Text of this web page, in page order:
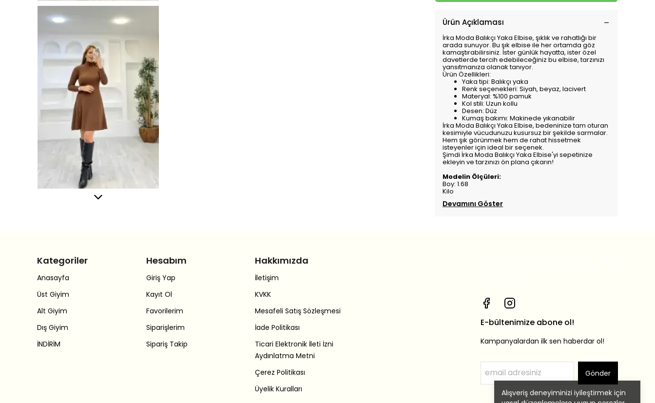
Alışveriş deneyiminizi iyileştirmek için
Ürün Açıklaması
İrka Moda Balıkçı Yaka Elbise, şıklık ve rahatlığı bir
arada sunuyor. Bu şık elbise ile her ortamda göz
kamaştırabilirsiniz. İster günlük hayatta, ister özel
davetlerde tercih edebileceğiniz bu elbise, tarzınızı
yansıtmanıza olanak tanıyor.
Ürün Özellikleri:
Yaka tipi: Balıkçı yaka
Renk seçenekleri: Siyah, beyaz, lacivert
Materyal: %100 pamuk
Kol stili: Uzun kollu
Desen: Düz
Kumaş bakımı: Makinede yıkanabilir
İrka Moda Balıkçı Yaka Elbise, bedeninize tam oturan
kesimiyle vücudunuzu kusursuz bir şekilde sarmalar.
Hem şık görünmek hem de rahat hissetmek
isteyenler için ideal bir seçenek.
Şimdi İrka Moda Balıkçı Yaka Elbise'yi sepetinize
ekleyin ve tarzınızı ön plana çıkarın!
Modelin Ölçüleri:
Boy: 1.68
Kilo
Devamını Göster
Kategoriler
Anasayfa
Üst Giyim
Alt Giyim
Dış Giyim
İNDİRİM
Hesabım
Giriş Yap
Kayıt Ol
Favorilerim
Siparişlerim
Sipariş Takip
Hakkımızda
İletişim
KVKK
Mesafeli Satış Sözleşmesi
İade Politikası
Ticari Elektronik İleti İzni
Aydınlatma Metni
Çerez Politikası
Üyelik Kuralları
E-bültenimize abone ol!
Kampanyalardan ilk sen haberdar ol!
Gönder